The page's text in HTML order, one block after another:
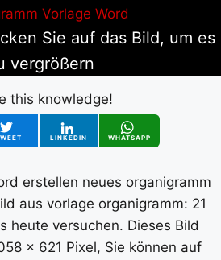
Sie auf das Bild, um es
vergrößern
this knowledge!
LINKEDIN WHATSAPP
erstellen neues organigramm
aus vorlage organigramm: 21
heute versuchen. Dieses Bild
x 621 Pixel, Sie können auf